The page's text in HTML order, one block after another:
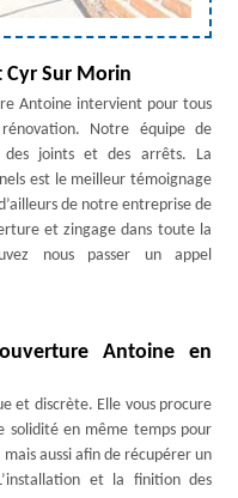
Cyr Sur Morin
Antoine intervient pour tous
Notre équipe de
joints et des arrêts. La
est le meilleur témoignage
de notre entreprise de
et zingage dans toute la
nous passer un appel
Antoine en
et discrète. Elle vous procure
solidité en même temps pour
aussi afin de récupérer un
et la finition des